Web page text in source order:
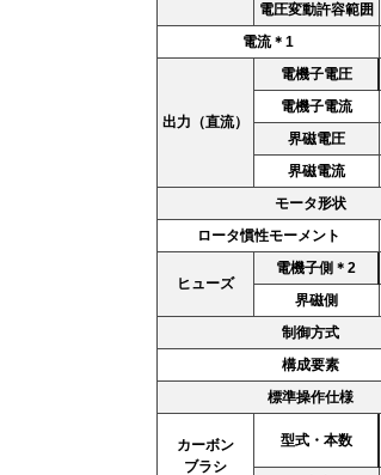
電圧変動許容範囲
電流＊1
出力（直流）
電機子電圧
電機子電流
界磁電圧
界磁電流
モータ形状
ロータ慣性モーメント
ヒューズ
電機子側＊2
界磁側
制御方式
構成要素
標準操作仕様
カーボン
ブラシ
型式・本数